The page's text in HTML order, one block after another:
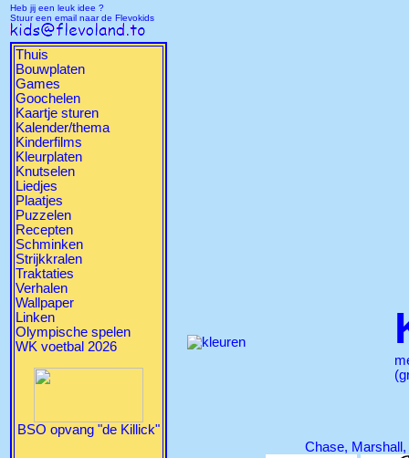
Heb jij een leuk idee ?
Stuur een email naar de Flevokids
Thuis
Bouwplaten
Games
Goochelen
Kaartje sturen
Kalender/thema
Kinderfilms
Kleurplaten
Knutselen
Liedjes
Plaatjes
Puzzelen
Recepten
Schminken
Strijkkralen
Traktaties
Verhalen
Wallpaper
Linken
Olympische spelen
WK voetbal 2026
BSO opvang "de Killick"
Chase,